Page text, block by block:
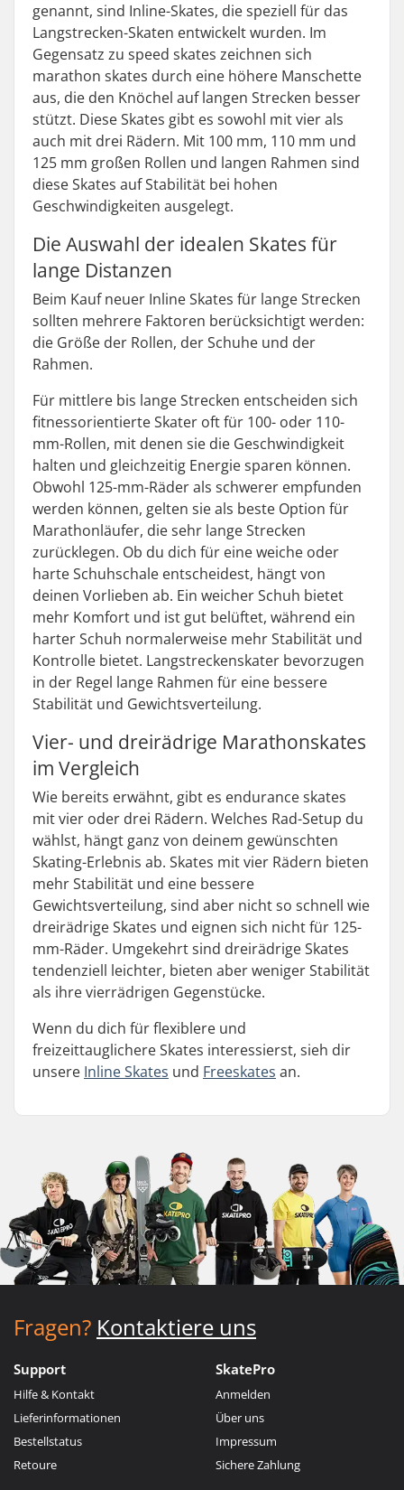
genannt, sind Inline-Skates, die speziell für das
Langstrecken-Skaten entwickelt wurden. Im
Gegensatz zu speed skates zeichnen sich
marathon skates durch eine höhere Manschette
aus, die den Knöchel auf langen Strecken besser
stützt. Diese Skates gibt es sowohl mit vier als
auch mit drei Rädern. Mit 100 mm, 110 mm und
125 mm großen Rollen und langen Rahmen sind
diese Skates auf Stabilität bei hohen
Geschwindigkeiten ausgelegt.
Die Auswahl der idealen Skates für
lange Distanzen
Beim Kauf neuer Inline Skates für lange Strecken
sollten mehrere Faktoren berücksichtigt werden:
die Größe der Rollen, der Schuhe und der
Rahmen.
Für mittlere bis lange Strecken entscheiden sich
fitnessorientierte Skater oft für 100- oder 110-
mm-Rollen, mit denen sie die Geschwindigkeit
halten und gleichzeitig Energie sparen können.
Obwohl 125-mm-Räder als schwerer empfunden
werden können, gelten sie als beste Option für
Marathonläufer, die sehr lange Strecken
zurücklegen. Ob du dich für eine weiche oder
harte Schuhschale entscheidest, hängt von
deinen Vorlieben ab. Ein weicher Schuh bietet
mehr Komfort und ist gut belüftet, während ein
harter Schuh normalerweise mehr Stabilität und
Kontrolle bietet. Langstreckenskater bevorzugen
in der Regel lange Rahmen für eine bessere
Stabilität und Gewichtsverteilung.
Vier- und dreirädrige Marathonskates
im Vergleich
Wie bereits erwähnt, gibt es endurance skates
mit vier oder drei Rädern. Welches Rad-Setup du
wählst, hängt ganz von deinem gewünschten
Skating-Erlebnis ab. Skates mit vier Rädern bieten
mehr Stabilität und eine bessere
Gewichtsverteilung, sind aber nicht so schnell wie
dreirädrige Skates und eignen sich nicht für 125-
mm-Räder. Umgekehrt sind dreirädrige Skates
tendenziell leichter, bieten aber weniger Stabilität
als ihre vierrädrigen Gegenstücke.
Wenn du dich für flexiblere und
freizeittauglichere Skates interessierst, sieh dir
unsere Inline Skates und Freeskates an.
Fragen? Kontaktiere uns
Support
Hilfe & Kontakt
Lieferinformationen
Bestellstatus
Retoure
SkatePro
Anmelden
Über uns
Impressum
Sichere Zahlung